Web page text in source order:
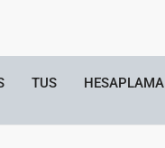
TUS HESAPLAMA